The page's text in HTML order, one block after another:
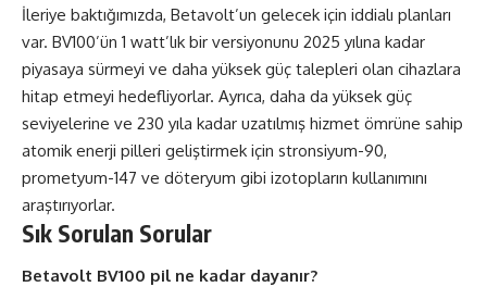
İleriye baktığımızda, Betavolt’un gelecek için iddialı planları
var. BV100’ün 1 watt’lık bir versiyonunu 2025 yılına kadar
piyasaya sürmeyi ve daha yüksek güç talepleri olan cihazlara
hitap etmeyi hedefliyorlar. Ayrıca, daha da yüksek güç
seviyelerine ve 230 yıla kadar uzatılmış hizmet ömrüne sahip
atomik enerji pilleri geliştirmek için stronsiyum-90,
prometyum-147 ve döteryum gibi izotopların kullanımını
araştırıyorlar.
Sık Sorulan Sorular
Betavolt BV100 pil ne kadar dayanır?